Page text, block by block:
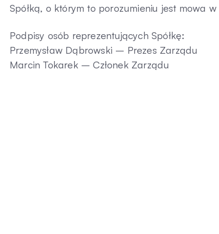
Spółką, o którym to porozumieniu jest mowa
Podpisy osób reprezentujących Spółkę:
Przemysław Dąbrowski – Prezes Zarządu
Marcin Tokarek – Członek Zarządu